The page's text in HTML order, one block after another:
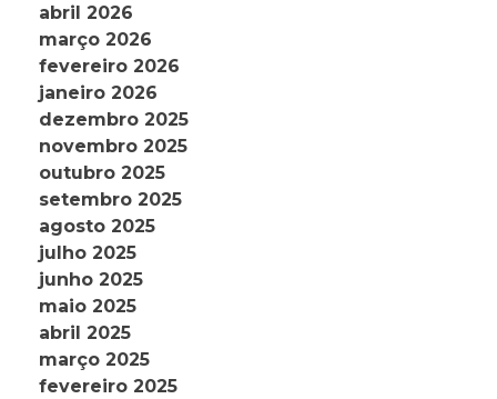
abril 2026
março 2026
fevereiro 2026
janeiro 2026
dezembro 2025
novembro 2025
outubro 2025
setembro 2025
agosto 2025
julho 2025
junho 2025
maio 2025
abril 2025
março 2025
fevereiro 2025